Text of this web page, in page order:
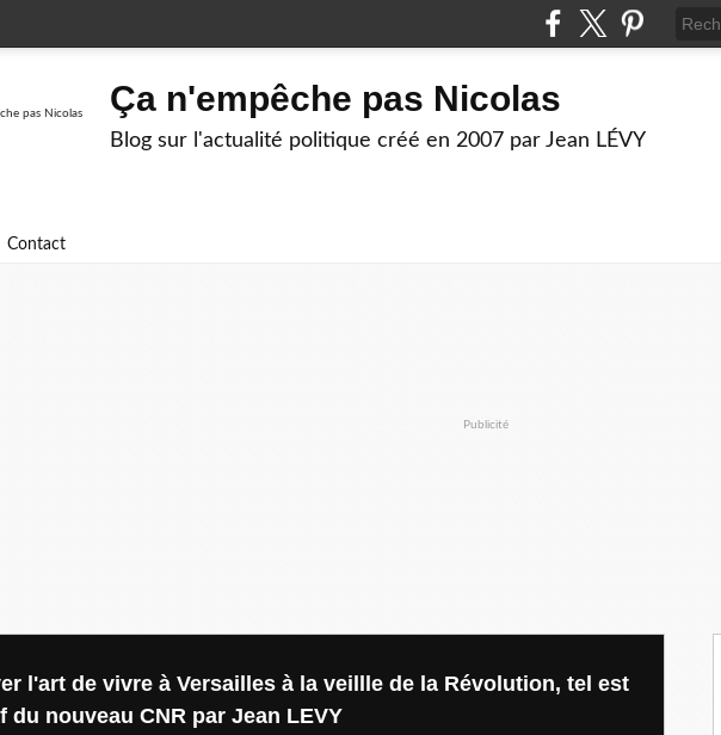
Ça n'empêche pas Nicolas
Blog sur l'actualité politique créé en 2007 par Jean LÉVY
Contact
Publicité
l'art de vivre à Versailles à la veillle de la Révolution, tel est
du nouveau CNR par Jean LEVY